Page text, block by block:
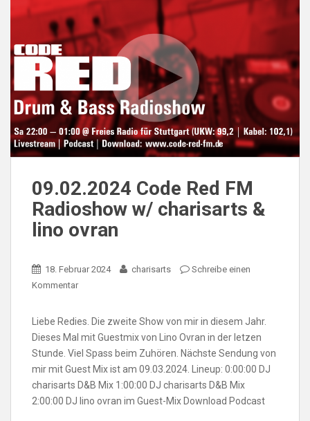
09.02.2024 Code Red FM
Radioshow w/ charisarts &
lino ovran
18. Februar 2024 charisarts
Schreibe einen
Kommentar
Liebe Redies. Die zweite Show von mir in diesem Jahr.
Dieses Mal mit Guestmix von Lino Ovran in der letzen
Stunde. Viel Spass beim Zuhören. Nächste Sendung von
mir mit Guest Mix ist am 09.03.2024. Lineup: 0:00:00 DJ
charisarts D&B Mix 1:00:00 DJ charisarts D&B Mix
2:00:00 DJ lino ovran im Guest-Mix Download Podcast